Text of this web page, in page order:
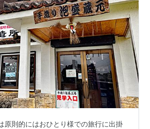
原則的にはおひとり様での旅行に出掛